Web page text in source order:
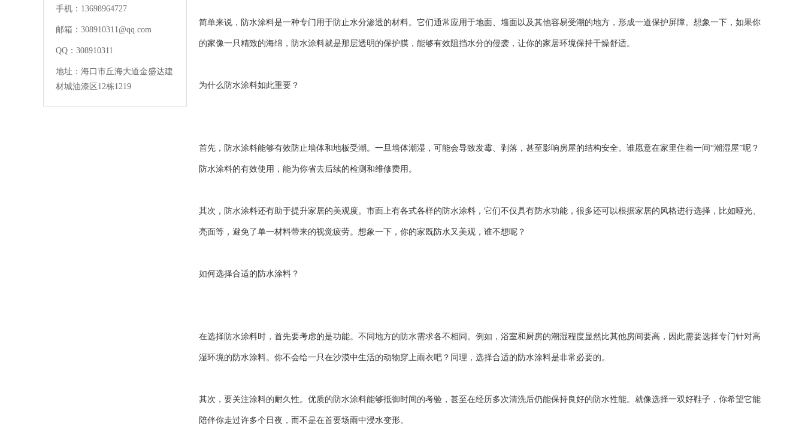
手机：13698964727
邮箱：308910311@qq.com
QQ：308910311
地址：海口市丘海大道金盛达建
材城油漆区12栋1219
简单来说，防水涂料是一种专门用于防止水分渗透的材料。它们通常应用于地面、墙面以及其他容易受潮的地方，形成一道保护屏障。想象一下，如果你
的家像一只精致的海绵，防水涂料就是那层透明的保护膜，能够有效阻挡水分的侵袭，让你的家居环境保持干燥舒适。
为什么防水涂料如此重要？
首先，防水涂料能够有效防止墙体和地板受潮。一旦墙体潮湿，可能会导致发霉、剥落，甚至影响房屋的结构安全。谁愿意在家里住着一间“潮湿屋”呢？
防水涂料的有效使用，能为你省去后续的检测和维修费用。
其次，防水涂料还有助于提升家居的美观度。市面上有各式各样的防水涂料，它们不仅具有防水功能，很多还可以根据家居的风格进行选择，比如哑光、
亮面等，避免了单一材料带来的视觉疲劳。想象一下，你的家既防水又美观，谁不想呢？
如何选择合适的防水涂料？
在选择防水涂料时，首先要考虑的是功能。不同地方的防水需求各不相同。例如，浴室和厨房的潮湿程度显然比其他房间要高，因此需要选择专门针对高
湿环境的防水涂料。你不会给一只在沙漠中生活的动物穿上雨衣吧？同理，选择合适的防水涂料是非常必要的。
其次，要关注涂料的耐久性。优质的防水涂料能够抵御时间的考验，甚至在经历多次清洗后仍能保持良好的防水性能。就像选择一双好鞋子，你希望它能
陪伴你走过许多个日夜，而不是在首要场雨中浸水变形。